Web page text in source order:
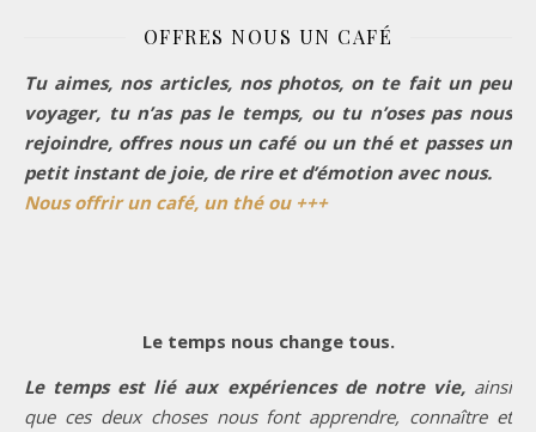
OFFRES NOUS UN CAFÉ
Tu aimes, nos articles, nos photos, on te fait un peu
voyager, tu n’as pas le temps, ou tu n’oses pas nous
rejoindre, offres nous un café ou un thé et passes un
petit instant de joie, de rire et d’émotion avec nous.
Nous offrir un café, un thé ou +++
Le temps nous change tous.
Le temps est lié aux expériences de notre vie, ainsi
que ces deux choses nous font apprendre, connaître et